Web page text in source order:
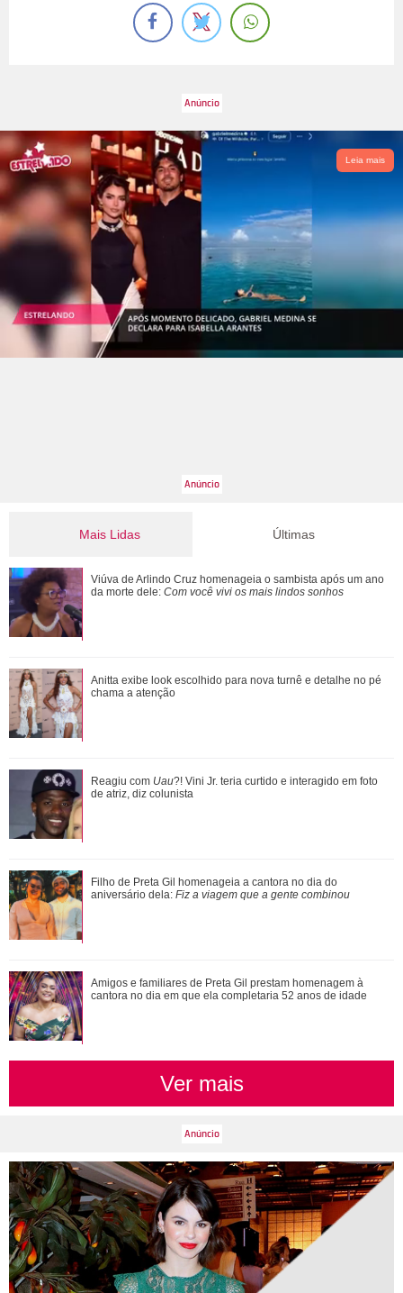
Leia mais
Mais Lidas
Filho de Faustão, João Silva relembra relação com Hebe
Camargo e fala sobre carinho pelo ...
Atriz de The Studio fala sobre participação especial de
Madonna na segunda temporada da sé...
Nazli elabora um plano para pedir desculpas a Omer. Veja o
que vai rolar em Coração de Mã...
Xuxa Meneghel, Angélica, Eliana... Veja um antes e depois
das antigas apresentadoras infanti...
Ariana Grande faz desabafo em show sobre decisão de
pausar a carreira: Não foi uma reação...
Últimas
Viúva de Arlindo Cruz homenageia o sambista após um ano
da morte dele: Com você vivi os mais lindos sonhos
Anitta exibe look escolhido para nova turnê e detalhe no pé
chama a atenção
Reagiu com Uau?! Vini Jr. teria curtido e interagido em foto
de atriz, diz colunista
Filho de Preta Gil homenageia a cantora no dia do
aniversário dela: Fiz a viagem que a gente combinou
Amigos e familiares de Preta Gil prestam homenagem à
cantora no dia em que ela completaria 52 anos de idade
Ver mais